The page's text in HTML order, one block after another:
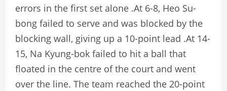
errors in the first set alone .At 6-8, Heo Su-
bong failed to serve and was blocked by the
blocking wall, giving up a 10-point lead .At 14-
15, Na Kyung-bok failed to hit a ball that
floated in the centre of the court and went
over the line. The team reached the 20-point